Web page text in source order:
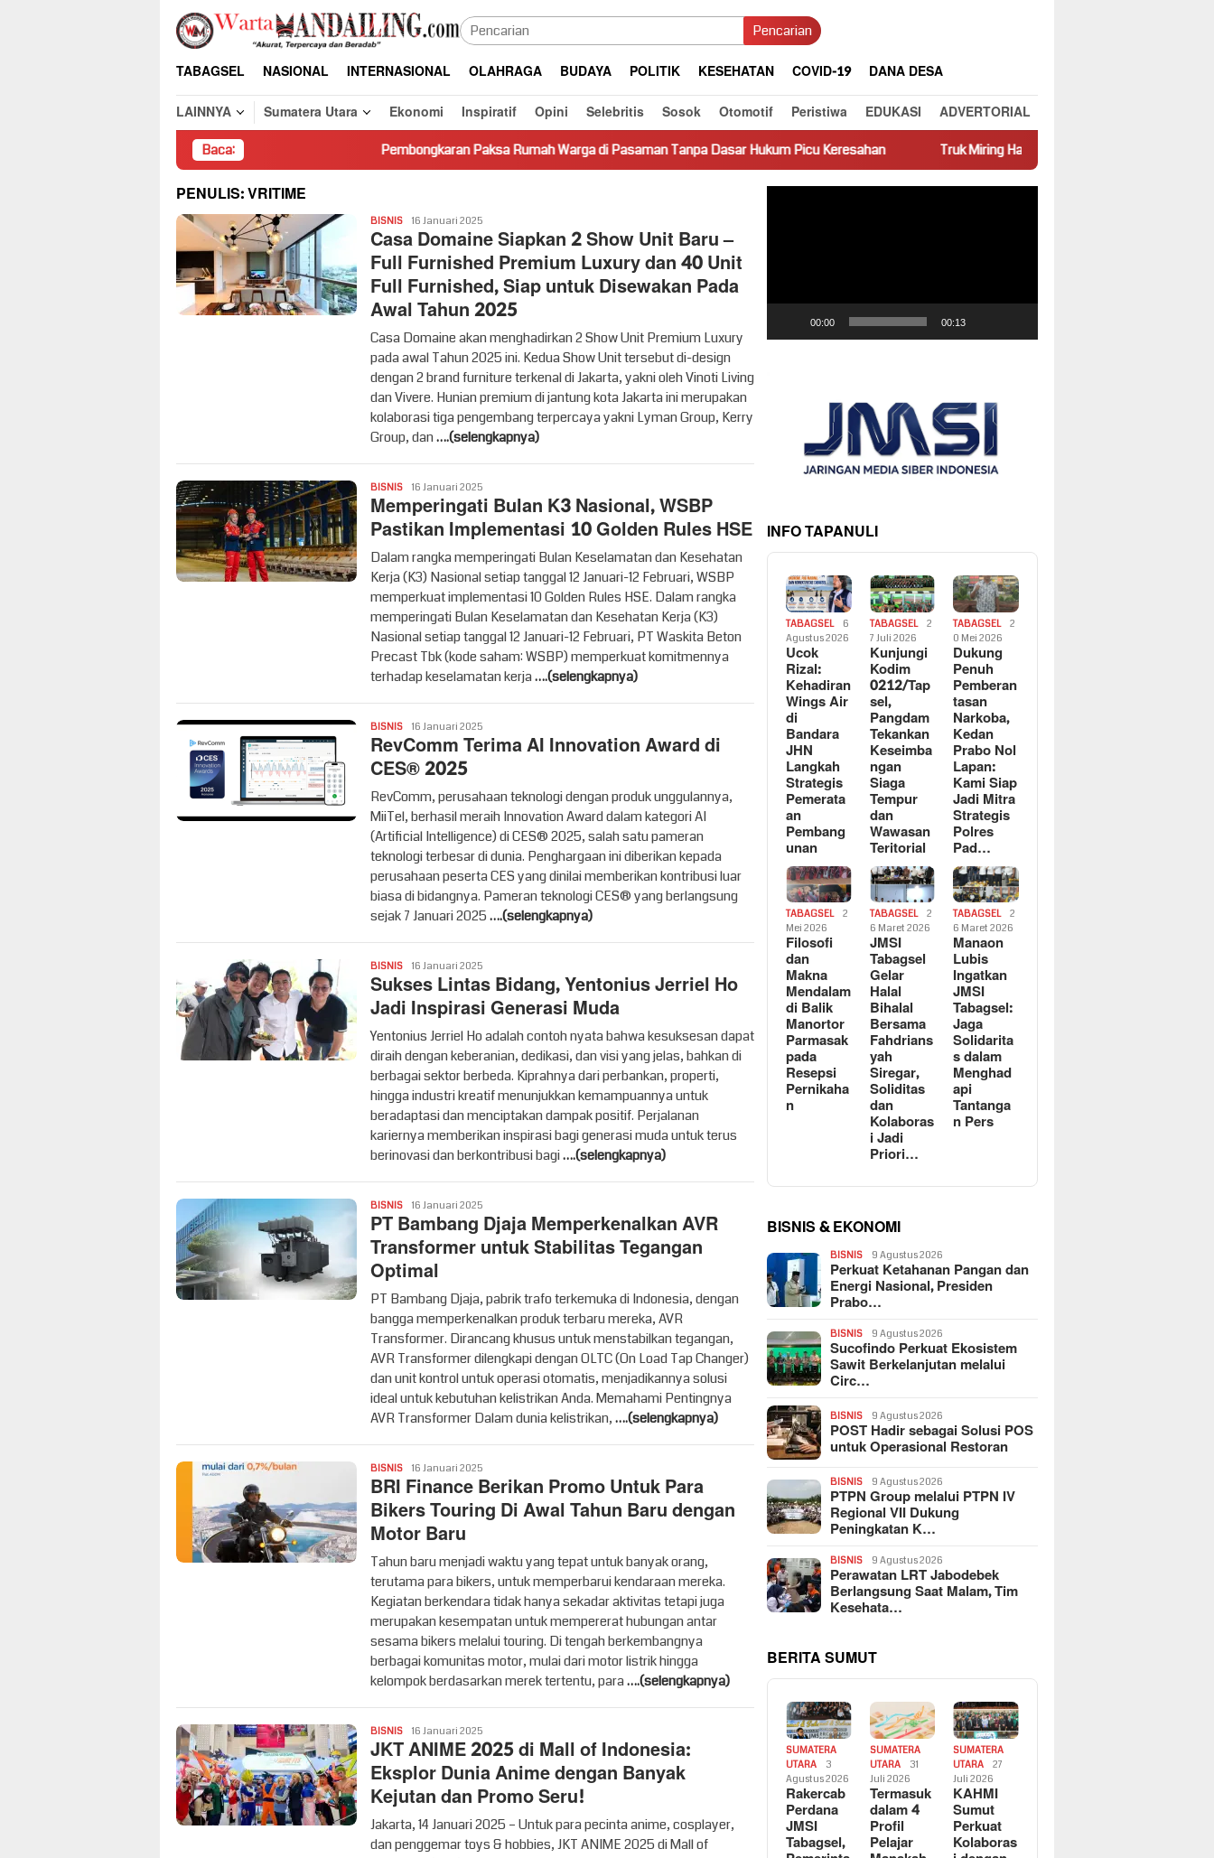
Loncat
konten
Pencarian
TABAGSEL NASIONAL INTERNASIONAL OLAHRAGA BUDAYA POLITIK KESEHATAN COVID-19
DANA DESA
LAINNYA
Sumatera Utara Ekonomi Inspiratif Opini Selebritis Sosok Otomotif Peristiwa EDUKASI ADVERTORIAL
Baca: Pembongkaran Paksa Rumah Warga di Pasaman Tanpa Dasar Hukum Picu Keresahan Truk Miring Hambat Arus Lalu Lintas di Jalan Panti–Simpang
PENULIS:VRITIME
BISNISVritime
16 Januari 2025
Casa Domaine Siapkan 2 Show Unit Baru –
Full Furnished Premium Luxury dan 40 Unit
Full Furnished, Siap untuk Disewakan Pada
Awal Tahun 2025
Casa Domaine akan menghadirkan 2 Show Unit Premium Luxury
pada awal Tahun 2025 ini. Kedua Show Unit tersebut di-design
dengan 2 brand furniture terkenal di Jakarta, yakni oleh Vinoti Living
dan Vivere. Hunian premium di jantung kota Jakarta ini merupakan
kolaborasi tiga pengembang terpercaya yakni Lyman Group, Kerry
Group, dan….(selengkapnya)
BISNISVritime
16 Januari 2025
Memperingati Bulan K3 Nasional, WSBP
Pastikan Implementasi 10 Golden Rules HSE
Dalam rangka memperingati Bulan Keselamatan dan Kesehatan
Kerja (K3) Nasional setiap tanggal 12 Januari-12 Februari, WSBP
memperkuat implementasi 10 Golden Rules HSE. Dalam rangka
memperingati Bulan Keselamatan dan Kesehatan Kerja (K3)
Nasional setiap tanggal 12 Januari-12 Februari, PT Waskita Beton
Precast Tbk (kode saham: WSBP) memperkuat komitmennya
terhadap keselamatan kerja….(selengkapnya)
BISNISVritime
16 Januari 2025
RevComm Terima AI Innovation Award di
CES® 2025
RevComm, perusahaan teknologi dengan produk unggulannya,
MiiTel, berhasil meraih Innovation Award dalam kategori AI
(Artificial Intelligence) di CES® 2025, salah satu pameran
teknologi terbesar di dunia. Penghargaan ini diberikan kepada
perusahaan peserta CES yang dinilai memberikan kontribusi luar
biasa di bidangnya. Pameran teknologi CES® yang berlangsung
sejak 7 Januari 2025….(selengkapnya)
BISNISVritime
16 Januari 2025
Sukses Lintas Bidang, Yentonius Jerriel Ho
Jadi Inspirasi Generasi Muda
Yentonius Jerriel Ho adalah contoh nyata bahwa kesuksesan dapat
diraih dengan keberanian, dedikasi, dan visi yang jelas, bahkan di
berbagai sektor berbeda. Kiprahnya dari perbankan, properti,
hingga industri kreatif menunjukkan kemampuannya untuk
beradaptasi dan menciptakan dampak positif. Perjalanan
kariernya memberikan inspirasi bagi generasi muda untuk terus
berinovasi dan berkontribusi bagi….(selengkapnya)
BISNISVritime
16 Januari 2025
PT Bambang Djaja Memperkenalkan AVR
Transformer untuk Stabilitas Tegangan
Optimal
PT Bambang Djaja, pabrik trafo terkemuka di Indonesia, dengan
bangga memperkenalkan produk terbaru mereka, AVR
Transformer. Dirancang khusus untuk menstabilkan tegangan,
AVR Transformer dilengkapi dengan OLTC (On Load Tap Changer)
dan unit kontrol untuk operasi otomatis, menjadikannya solusi
ideal untuk kebutuhan kelistrikan Anda. Memahami Pentingnya
AVR Transformer Dalam dunia kelistrikan,….(selengkapnya)
BISNISVritime
16 Januari 2025
BRI Finance Berikan Promo Untuk Para
Bikers Touring Di Awal Tahun Baru dengan
Motor Baru
Tahun baru menjadi waktu yang tepat untuk banyak orang,
terutama para bikers, untuk memperbarui kendaraan mereka.
Kegiatan berkendara tidak hanya sekadar aktivitas tetapi juga
merupakan kesempatan untuk mempererat hubungan antar
sesama bikers melalui touring. Di tengah berkembangnya
berbagai komunitas motor, mulai dari motor listrik hingga
kelompok berdasarkan merek tertentu, para….(selengkapnya)
BISNISVritime
16 Januari 2025
JKT ANIME 2025 di Mall of Indonesia:
Eksplor Dunia Anime dengan Banyak
Kejutan dan Promo Seru!
Jakarta, 14 Januari 2025 – Untuk para pecinta anime, cosplayer,
dan penggemar toys & hobbies, JKT ANIME 2025 di Mall of
00:00 00:13
INFO TAPANULI
TABAGSEL
6
Agustus 2026
Ucok
Rizal:
Kehadiran
Wings Air
di
Bandara
JHN
Langkah
Strategis
Pemerata
an
Pembang
unan
TABAGSEL
2
7 Juli 2026
Kunjungi
Kodim
0212/Tap
sel,
Pangdam
Tekankan
Keseimba
ngan
Siaga
Tempur
dan
Wawasan
Teritorial
TABAGSEL
2
0 Mei 2026
Dukung
Penuh
Pemberan
tasan
Narkoba,
Kedan
Prabo Nol
Lapan:
Kami Siap
Jadi Mitra
Strategis
Polres
Pad…
TABAGSEL
2
Mei 2026
Filosofi
dan
Makna
Mendalam
di Balik
Manortor
Parmasak
pada
Resepsi
Pernikaha
n
TABAGSEL
2
6 Maret 2026
JMSI
Tabagsel
Gelar
Halal
Bihalal
Bersama
Fahdrians
yah
Siregar,
Soliditas
dan
Kolaboras
i Jadi
Priori…
TABAGSEL
2
6 Maret 2026
Manaon
Lubis
Ingatkan
JMSI
Tabagsel:
Jaga
Solidarita
s dalam
Menghad
api
Tantanga
n Pers
BISNIS & EKONOMI
BISNIS 9 Agustus 2026
Perkuat Ketahanan Pangan dan
Energi Nasional, Presiden
Prabo…
BISNIS 9 Agustus 2026
Sucofindo Perkuat Ekosistem
Sawit Berkelanjutan melalui
Circ…
BISNIS 9 Agustus 2026
POST Hadir sebagai Solusi POS
untuk Operasional Restoran
BISNIS 9 Agustus 2026
PTPN Group melalui PTPN IV
Regional VII Dukung
Peningkatan K…
BISNIS 9 Agustus 2026
Perawatan LRT Jabodebek
Berlangsung Saat Malam, Tim
Kesehata…
BERITA SUMUT
SUMATERA
UTARA
3
Agustus 2026
Rakercab
Perdana
JMSI
Tabagsel,
SUMATERA
UTARA
31
Juli 2026
Termasuk
dalam 4
Profil
Pelajar
SUMATERA
UTARA
27
Juli 2026
KAHMI
Sumut
Perkuat
Kolaboras